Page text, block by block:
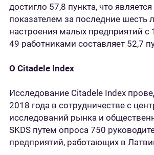
достигло 57,8 пункта, что
показателем за последние шесть
настроения малых предприятий с
49 работниками составляет 52,7
О Citadele Index
Исследование Citadele Index
2018 года в сотрудничестве с
исследований рынка и
SKDS путем опроса 750
предприятий, работающих в